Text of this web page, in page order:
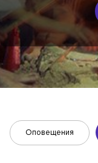
Оповещения